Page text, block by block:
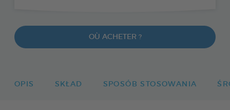
OÙ ACHETER ?
OPIS SKŁAD SPOSÓB STOSOWANIA